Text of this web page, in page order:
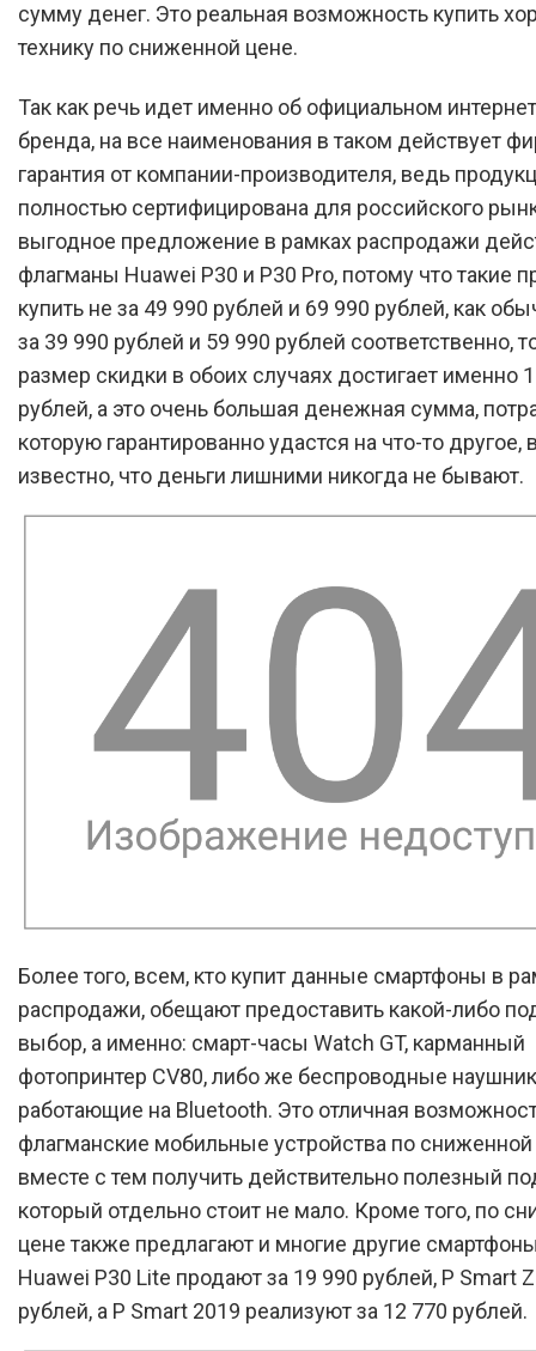
сумму денег. Это реальная возможность купить
технику по сниженной цене.
Так как речь идет именно об официальном
бренда, на все наименования в таком действует
гарантия от компании-производителя, ведь
полностью сертифицирована для российского
выгодное предложение в рамках распродажи
флагманы Huawei P30 и P30 Pro, потому что такие
купить не за 49 990 рублей и 69 990 рублей, как
за 39 990 рублей и 59 990 рублей соответственно,
размер скидки в обоих случаях достигает именно
рублей, а это очень большая денежная сумма,
которую гарантированно удастся на что-то другое,
известно, что деньги лишними никогда не бывают.
Более того, всем, кто купит данные смартфоны в
распродажи, обещают предоставить какой-либо
выбор, а именно: смарт-часы Watch GT, карманный
фотопринтер CV80, либо же беспроводные
работающие на Bluetooth. Это отличная
флагманские мобильные устройства по сниженной
вместе с тем получить действительно полезный
который отдельно стоит не мало. Кроме того, по
цене также предлагают и многие другие
Huawei P30 Lite продают за 19 990 рублей, P Smart
рублей, а P Smart 2019 реализуют за 12 770 рублей.